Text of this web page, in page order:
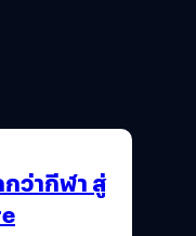
กว่ากีฬา สู่